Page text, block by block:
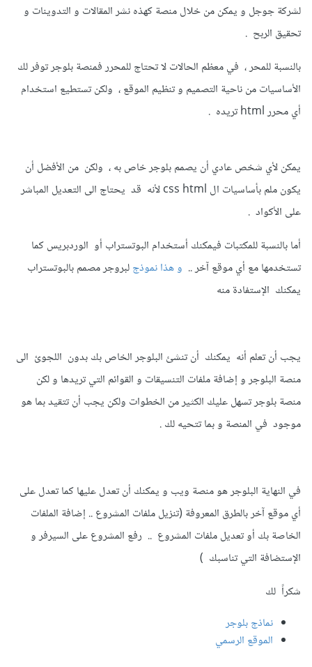
لشركة جوجل و يمكن من خلال منصة كهذه نشر المقالات و التدوينات و
تحقيق الربح .
بالنسبة للمحر ، في معظم الحالات لا تحتاج للمحرر فمنصة بلوجر توفر لك
الأساسيات من ناحية التصميم و تنظيم الموقع ، ولكن تستطيع استخدام
أي محرر html تريده .
يمكن لأي شخص عادي أن يصمم بلوجر خاص به ، ولكن من الأفضل أن
يكون ملم بأساسيات ال css html لأنه قد يحتاج الى التعديل المباشر
على الأكواد .
أما بالنسبة للمكتبات فيمكنك أستخدام البوتستراب أو الوردبريس كما
تستخدمها مع أي موقع آخر .. و هذا نموذجلبروجر مصمم بالبوتستراب
يمكنك الإستفادة منه
يجب أن تعلم أنه يمكنك أن تنشئ البلوجر الخاص بك بدون اللجوئ الى
منصة البلوجر و إضافة ملفات التنسيقات و القوائم التي تريدها و لكن
منصة بلوجر تسهل عليك الكثير من الخطوات ولكن يجب أن تتقيد بما هو
موجود في المنصة و بما تتحيه لك .
في النهاية البلوجر هو منصة ويب و يمكنك أن تعدل عليها كما تعدل على
أي موقع آخر بالطرق المعروفة (تنزيل ملفات المشروع .. إضافة الملفات
الخاصة بك أو تعديل ملفات المشروع .. رفع المشروع على السيرفر و
الإستضافة التي تناسبك )
شكراً لك
نماذج بلوجر
الموقع الرسمي